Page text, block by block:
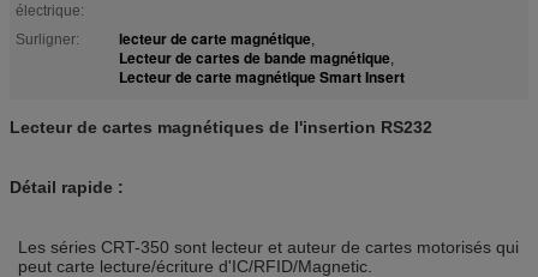
électrique:
Surligner: lecteur de carte magnétique,
Lecteur de cartes de bande magnétique,
Lecteur de carte magnétique Smart Insert
Lecteur de cartes magnétiques de l'insertion RS232
Détail rapide :
Les séries CRT-350 sont lecteur et auteur de cartes motorisés qui
peut carte lecture/écriture d'IC/RFID/Magnetic.